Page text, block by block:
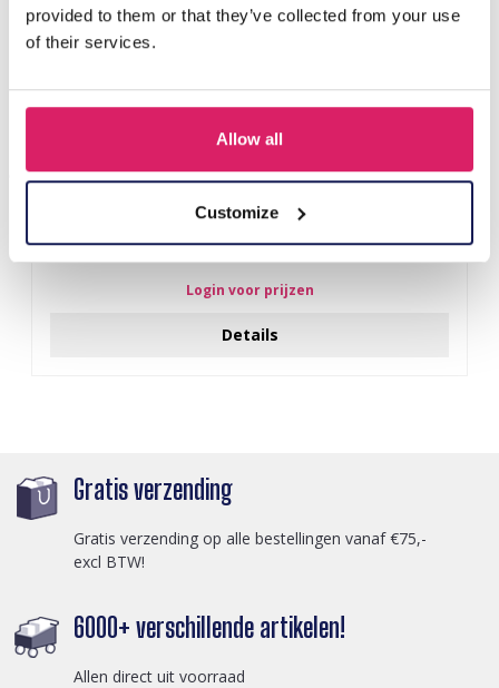
provided to them or that they’ve collected from your use
of their services.
Allow all
Customize
S-A5.2 BAG1015-001-2 Make Up Bag Flowers 18x11x7cm Blue
Login voor prijzen
Details
Gratis verzending
Gratis verzending op alle bestellingen vanaf €75,-
excl BTW!
6000+ verschillende artikelen!
Allen direct uit voorraad